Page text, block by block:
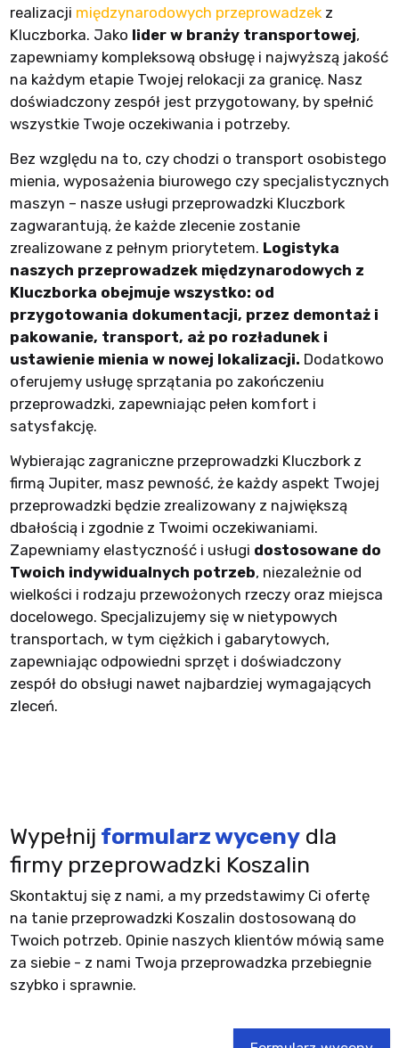
realizacji międzynarodowych przeprowadzekz
Kluczborka. Jako lider w branży transportowej,
zapewniamy kompleksową obsługę i najwyższą jakość
na każdym etapie Twojej relokacji za granicę. Nasz
doświadczony zespół jest przygotowany, by spełnić
wszystkie Twoje oczekiwania i potrzeby.
Bez względu na to, czy chodzi o transport osobistego
mienia, wyposażenia biurowego czy specjalistycznych
maszyn – nasze usługi przeprowadzki Kluczbork
zagwarantują, że każde zlecenie zostanie
zrealizowane z pełnym priorytetem. Logistyka
naszych przeprowadzek międzynarodowych z
Kluczborka obejmuje wszystko: od
przygotowania dokumentacji, przez demontaż i
pakowanie, transport, aż po rozładunek i
ustawienie mienia w nowej lokalizacji. Dodatkowo
oferujemy usługę sprzątania po zakończeniu
przeprowadzki, zapewniając pełen komfort i
satysfakcję.
Wybierając zagraniczne przeprowadzki Kluczbork z
firmą Jupiter, masz pewność, że każdy aspekt Twojej
przeprowadzki będzie zrealizowany z największą
dbałością i zgodnie z Twoimi oczekiwaniami.
Zapewniamy elastyczność i usługi dostosowane do
Twoich indywidualnych potrzeb, niezależnie od
wielkości i rodzaju przewożonych rzeczy oraz miejsca
docelowego. Specjalizujemy się w nietypowych
transportach, w tym ciężkich i gabarytowych,
zapewniając odpowiedni sprzęt i doświadczony
zespół do obsługi nawet najbardziej wymagających
zleceń.
Wypełnij formularz wycenydla
firmy przeprowadzki Koszalin
Skontaktuj się z nami, a my przedstawimy Ci ofertę
na tanie przeprowadzki Koszalin dostosowaną do
Twoich potrzeb. Opinie naszych klientów mówią same
za siebie - z nami Twoja przeprowadzka przebiegnie
szybko i sprawnie.